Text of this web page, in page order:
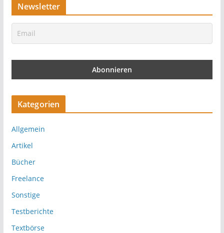
Newsletter
Kategorien
Allgemein
Artikel
Bücher
Freelance
Sonstige
Testberichte
Textbörse